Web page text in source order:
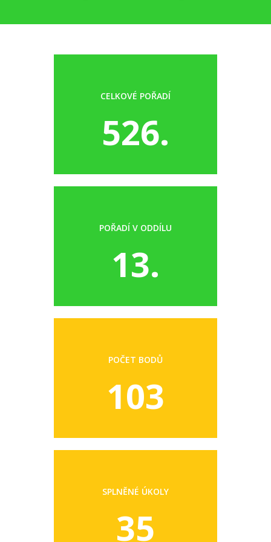
CELKOVÉ POŘADÍ
526.
POŘADÍ V ODDÍLU
13.
POČET BODŮ
103
SPLNĚNÉ ÚKOLY
35